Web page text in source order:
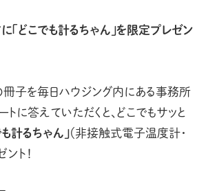
「どこでも計るちゃん」を限定プレゼン
子を毎日ハウジング内にある事務所
に答えていただくと、どこでもサッと
も計るちゃん」（非接触式電子温度計・
ト！